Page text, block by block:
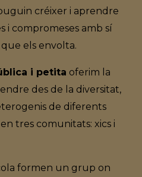
créixer i aprendre
i compromeses amb sí
els envolta.
i petita oferim la
des de la diversitat,
de diferents
tres comunitats: xics i
formen un grup on